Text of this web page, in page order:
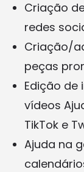
Criação
redes
Criação/
peças
Edição de
vídeos
TikTok e
Ajuda na